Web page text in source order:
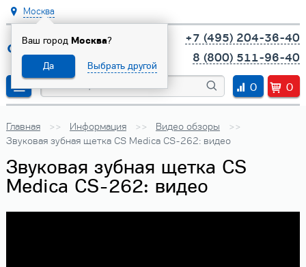
Москва
Ваш город Москва?
Да Выбрать другой
+7 (495) 204-36-40
8 (800) 511-96-40
0
0
Главная Информация
Видео обзоры
Звуковая зубная щетка CS Medica CS-262: видео
Звуковая зубная щетка CS
Medica CS-262: видео